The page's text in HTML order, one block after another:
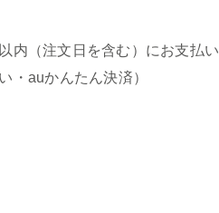
内（注文日を含む）にお支払い
・auかんたん決済）